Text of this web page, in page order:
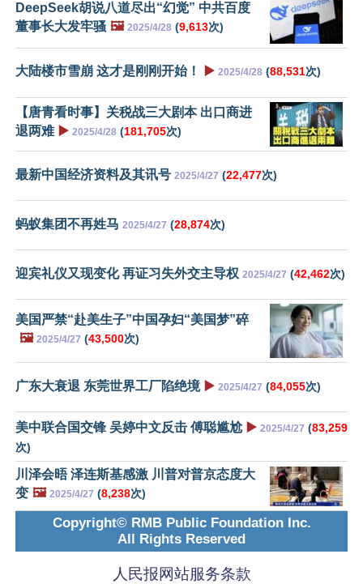
DeepSeek胡说八道尽出“幻觉” 中共百度
董事长大发牢骚 🖼️ 2025/4/28 (9,613次)
大陆楼市雪崩 这才是刚刚开始！ ▶️ 2025/4/28 (88,531次)
【唐青看时事】关税战三大剧本 出口商进
退两难 ▶️ 2025/4/28 (181,705次)
最新中国经济资料及其讯号 2025/4/27 (22,477次)
蚂蚁集团不再姓马 2025/4/27 (28,874次)
迎宾礼仪又现变化 再证习失外交主导权 2025/4/27 (42,462次)
美国严禁“赴美生子”中国孕妇“美国梦”碎
🖼️ 2025/4/27 (43,500次)
广东大衰退 东莞世界工厂陷绝境 ▶️ 2025/4/27 (84,055次)
美中联合国交锋 吴婷中文反击 傅聪尴尬 ▶️ 2025/4/27 (83,259
次)
川泽会晤 泽连斯基感激 川普对普京态度大
变 🖼️ 2025/4/27 (8,238次)
Copyright© RMB Public Foundation Inc.
All Rights Reserved
人民报网站服务条款